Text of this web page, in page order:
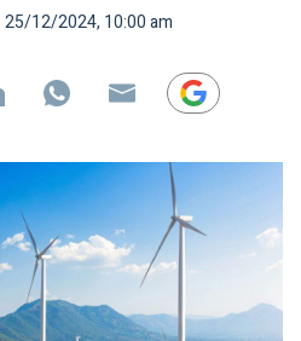
25/12/2024, 10:00 am